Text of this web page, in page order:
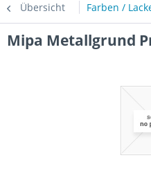
Übersicht Farben /
Mipa Metallgrund